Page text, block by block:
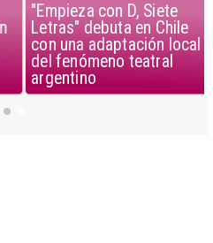
"Empieza con D, Siete
Letras" debuta en Chile
con una adaptación local
del fenómeno teatral
argentino